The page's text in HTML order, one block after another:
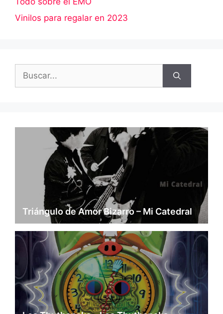
Vinilos para regalar en 2023
Buscar:
Triángulo de Amor Bizarro – Mi Catedral